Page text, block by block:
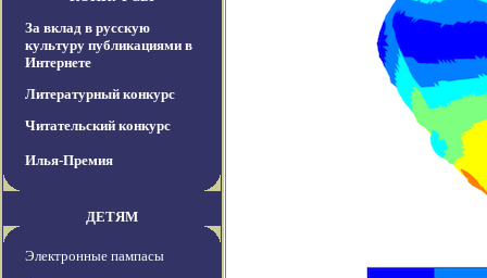
За вклад в русскую
культуру публикациями в
Интернете
Литературный конкурс
Читательский конкурс
Илья-Премия
ДЕТЯМ
Электронные пампасы